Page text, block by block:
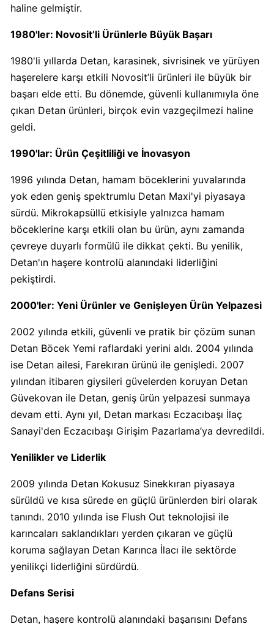
Burger
Kimin
Kim?
Carrefour
Boykot
mu?
Carrefour
Sahibi
Kim?
Cheetos
Boykot
mu?
Cheetos
Sahibi
Calve
mu?
Calve
Kimin
Sahibi
Danone
Boykot
mu?
Danone
Kimin
Sahibi
Kim?
Dominos
haline gelmiştir.
1980'ler: Novosit’li Ürünlerle Büyük Başarı
1980'li yıllarda Detan, karasinek, sivrisinek ve yürüyen
haşerelere karşı etkili Novosit’li ürünleri ile büyük bir
başarı elde etti. Bu dönemde, güvenli kullanımıyla öne
çıkan Detan ürünleri, birçok evin vazgeçilmezi haline
geldi.
1990'lar: Ürün Çeşitliliği ve İnovasyon
1996 yılında Detan, hamam böceklerini yuvalarında
yok eden geniş spektrumlu Detan Maxi'yi piyasaya
sürdü. Mikrokapsüllü etkisiyle yalnızca hamam
böceklerine karşı etkili olan bu ürün, aynı zamanda
çevreye duyarlı formülü ile dikkat çekti. Bu yenilik,
Detan'ın haşere kontrolü alanındaki liderliğini
pekiştirdi.
2000'ler: Yeni Ürünler ve Genişleyen Ürün Yelpazesi
2002 yılında etkili, güvenli ve pratik bir çözüm sunan
Detan Böcek Yemi raflardaki yerini aldı. 2004 yılında
ise Detan ailesi, Farekıran ürünü ile genişledi. 2007
yılından itibaren giysileri güvelerden koruyan Detan
Güvekovan ile Detan, geniş ürün yelpazesi sunmaya
devam etti. Aynı yıl, Detan markası Eczacıbaşı İlaç
Sanayi'den Eczacıbaşı Girişim Pazarlama’ya devredildi.
Yenilikler ve Liderlik
2009 yılında Detan Kokusuz Sinekkıran piyasaya
sürüldü ve kısa sürede en güçlü ürünlerden biri olarak
tanındı. 2010 yılında ise Flush Out teknolojisi ile
karıncaları saklandıkları yerden çıkaran ve güçlü
koruma sağlayan Detan Karınca İlacı ile sektörde
yenilikçi liderliğini sürdürdü.
Defans Serisi
Detan, haşere kontrolü alanındaki başarısını Defans